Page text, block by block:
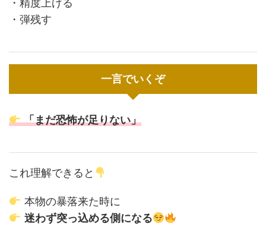
・精度上げる
・弾残す
一言でいくぞ
「まだ恐怖が足りない」
これ理解できると
本物の暴落来た時に
迷わず突っ込める側になる